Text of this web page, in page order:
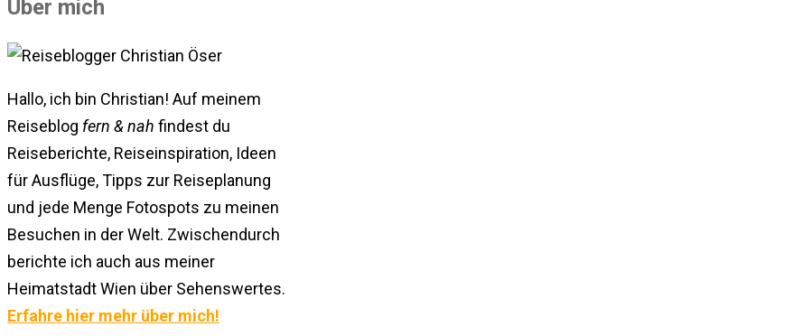
Über mich
Hallo, ich bin Christian! Auf meinem
Reiseblog fern & nah findest du
Reiseberichte, Reiseinspiration, Ideen
für Ausflüge, Tipps zur Reiseplanung
und jede Menge Fotospots zu meinen
Besuchen in der Welt. Zwischendurch
berichte ich auch aus meiner
Heimatstadt Wien über Sehenswertes.
Erfahre hier mehr über mich!